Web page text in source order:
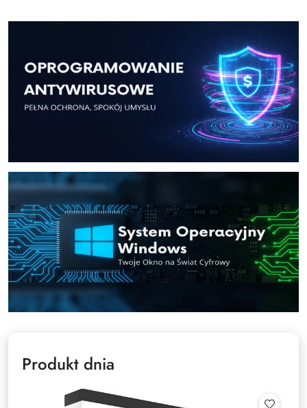
Produkt dnia